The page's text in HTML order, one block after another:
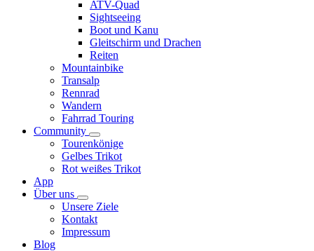
ATV-Quad
Sightseeing
Boot und Kanu
Gleitschirm und Drachen
Reiten
Mountainbike
Transalp
Rennrad
Wandern
Fahrrad Touring
Community
Tourenkönige
Gelbes Trikot
Rot weißes Trikot
App
Über uns
Unsere Ziele
Kontakt
Impressum
Blog